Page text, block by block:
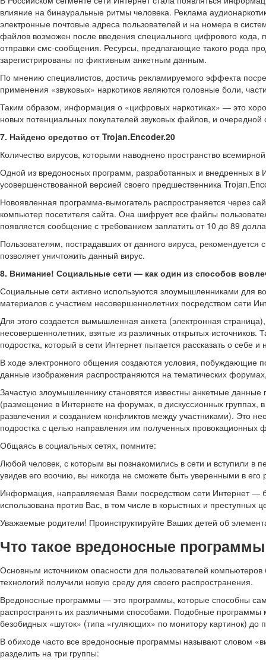
влияние на бинауральные ритмы человека. Реклама
электронные почтовые адреса пользователей и на номера в
файлов возможен после введения специального цифрового кода,
отправки смс-сообщения. Ресурсы, предлагающие такого рода
зарегистрированы по фиктивным анкетным данным.
По мнению специалистов, достичь рекламируемого эффекта
применения «звуковых» наркотиков являются головные боли,
Таким образом, информация о «цифровых наркотиках» — это
новых потенциальных покупателей звуковых файлов, и
7. Найдено средство от Trojan.Encoder.20
Количество вирусов, которыми наводнено пространство
Одной из вредоносных программ, разработанных и внедренных в
усовершенствованной версией своего предшественника
Новоявленная программа-вымогатель распространяется через
компьютер посетителя сайта. Она шифрует все файлы
появляется сообщение с требованием заплатить от 10 до 89
Пользователям, пострадавших от данного вируса,
позволяет уничтожить данный вирус.
8. Внимание! Социальные сети — как один из способов
Социальные сети активно используются злоумышленниками для
материалов с участием несовершеннолетних посредством сети
Для этого создается вымышленная анкета (электронная
несовершеннолетних, взятые из различных открытых
подростка, который в сети Интернет пытается рассказать о
В ходе электронного общения создаются условия, побуждающие
данные изображения распространяются на тематических
Зачастую злоумышленнику становятся известны анкетные
(размещение в Интернете на форумах, в дискуссионных группах,
развлечения и созданием конфликтов между участниками). Это
подростка с целью направления им полученных провокационных
Общаясь в социальных сетях, помните:
Любой человек, с которым вы познакомились в сети и вступили
увидев его воочию, вы никогда не сможете быть уверенными в
Информация, направляемая Вами посредством сети Интернет
использована против Вас, в том числе в корыстных и преступных
Уважаемые родители! Проинструктируйте Ваших детей об
Что такое вредоносные
Основным источником опасности для пользователей
технологий получили новую среду для своего распространения.
Вредоносные программы — это программы, которые способны
распространять их различными способами. Подобные
безобидных «шуток» (типа «гуляющих» по монитору картинок)
В обиходе часто все вредоносные программы называют словом
разделить на три группы: